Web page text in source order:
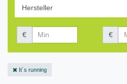
€ €
It´s running